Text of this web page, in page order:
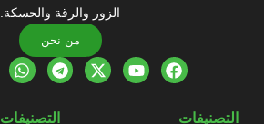
الزور والرقة والحسكة.
من نحن
التصنيفات التصنيفات